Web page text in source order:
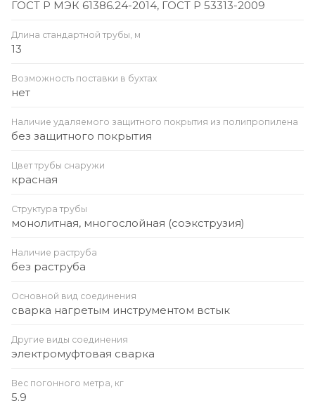
ГОСТ Р МЭК 61386.24-2014, ГОСТ Р 53313-2009
Длина стандартной трубы, м
13
Возможность поставки в бухтах
нет
Наличие удаляемого защитного покрытия из полипропилена
без защитного покрытия
Цвет трубы снаружи
красная
Структура трубы
монолитная, многослойная (соэкструзия)
Наличие раструба
без раструба
Основной вид соединения
сварка нагретым инструментом встык
Другие виды соединения
электромуфтовая сварка
Вес погонного метра, кг
5.9